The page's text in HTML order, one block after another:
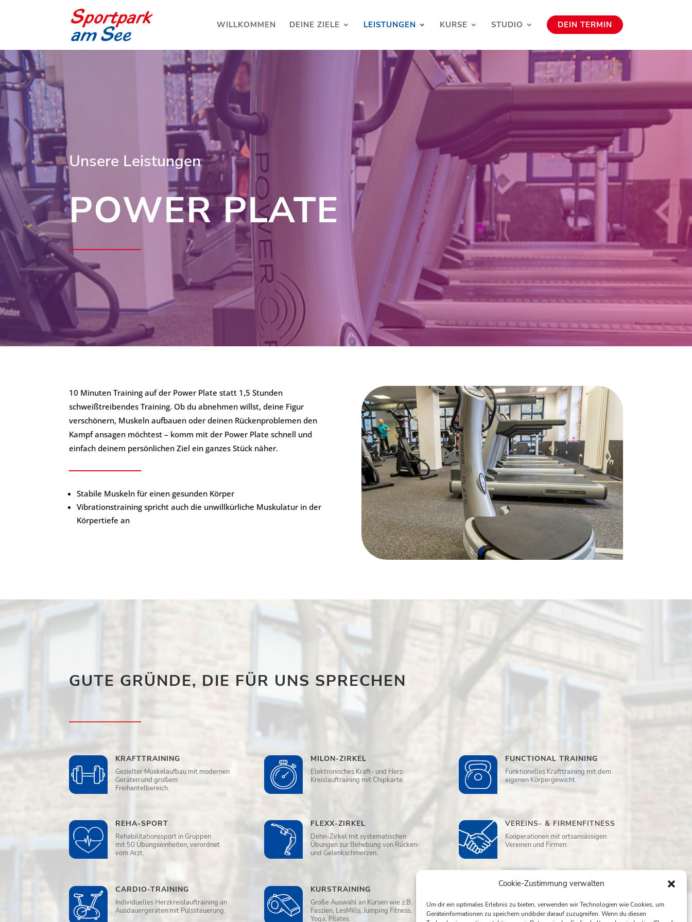
Cookie-Zustimmung verwalten
Um dir ein optimales Erlebnis zu bieten, verwenden wir Technologien wie Cookies, um
Geräteinformationen zu speichern und/oder darauf zuzugreifen. Wenn du diesen
WILLKOMMEN DEINE ZIELE LEISTUNGEN KURSE STUDIO DEIN TERMIN
Unsere Leistungen
POWER PLATE
10 Minuten Training auf der Power Plate statt 1,5 Stunden
schweißtreibendes Training. Ob du abnehmen willst, deine Figur
verschönern, Muskeln aufbauen oder deinen Rückenproblemen den
Kampf ansagen möchtest – komm mit der Power Plate schnell und
einfach deinem persönlichen Ziel ein ganzes Stück näher.
Stabile Muskeln für einen gesunden Körper
Vibrationstraining spricht auch die unwillkürliche Muskulatur in der
Körpertiefe an
GUTE GRÜNDE, DIE FÜR UNS SPRECHEN
KRAFTTRAINING
Gezielter Muskelaufbau mit modernen
Geräten und großem
Freihantelbereich.
MILON-ZIRKEL
Elektronisches Kraft- und Herz-
Kreislauftraining mit Chipkarte.
FUNCTIONAL TRAINING
Funktionelles Krafttraining mit dem
eigenen Körpergewicht.
REHA-SPORT
Rehabilitationssport in Gruppen
mit 50 Übungseinheiten, verordnet
vom Arzt.
FLEXX-ZIRKEL
Dehn-Zirkel mit systematischen
Übungen zur Behebung von Rücken-
und Gelenkschmerzen.
VEREINS- & FIRMENFITNESS
Kooperationen mit ortsansässigen
Vereinen und Firmen.
CARDIO-TRAINING
Individuelles Herzkreislauftraining an
Ausdauergeräten mit Pulssteuerung.
KURSTRAINING
Große Auswahl an Kursen wie z.B.
Faszien, LesMills, Jumping Fitness,
Yoga, Pilates.
WELLNESS
Sauna, Ruheraum und
Aufwassermassage
in der Dreamwater Lounge.